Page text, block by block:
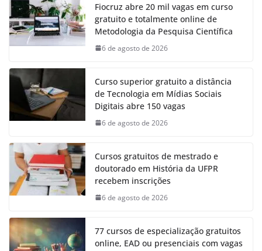
Fiocruz abre 20 mil vagas em curso
gratuito e totalmente online de
Metodologia da Pesquisa Científica
6 de agosto de 2026
Curso superior gratuito a distância
de Tecnologia em Mídias Sociais
Digitais abre 150 vagas
6 de agosto de 2026
Cursos gratuitos de mestrado e
doutorado em História da UFPR
recebem inscrições
6 de agosto de 2026
77 cursos de especialização gratuitos
online, EAD ou presenciais com vagas